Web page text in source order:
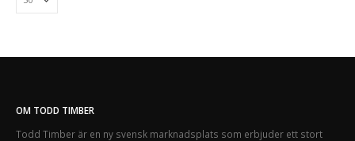
OM TODD TIMBER
Todd Timber är en ny svensk marknadsplats som erbjuder ett stort